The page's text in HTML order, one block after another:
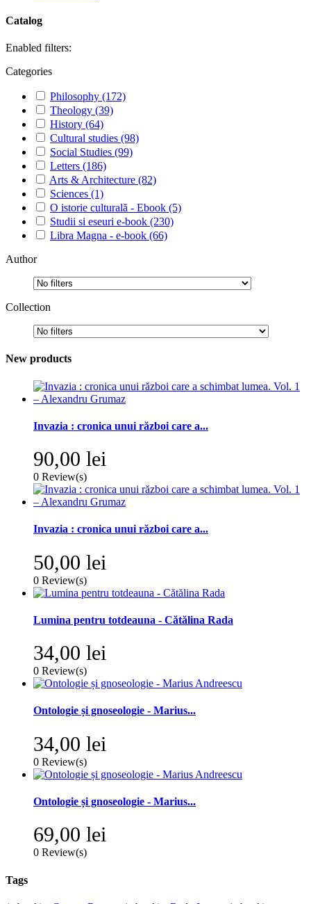
Catalog
Enabled filters:
Categories
Philosophy (172)
Theology (39)
History (64)
Cultural studies (98)
Social Studies (99)
Letters (186)
Arts & Architecture (82)
Sciences (1)
O istorie culturală - Ebook (5)
Studii si eseuri e-book (230)
Libra Magna - e-book (66)
Author
Collection
New products
Invazia : cronica unui război care a...
90,00 lei
0 Review(s)
Invazia : cronica unui război care a...
50,00 lei
0 Review(s)
Lumina pentru totdeauna - Cătălina Rada
34,00 lei
0 Review(s)
Ontologie și gnoseologie - Marius...
34,00 lei
0 Review(s)
Ontologie și gnoseologie - Marius...
69,00 lei
0 Review(s)
Tags